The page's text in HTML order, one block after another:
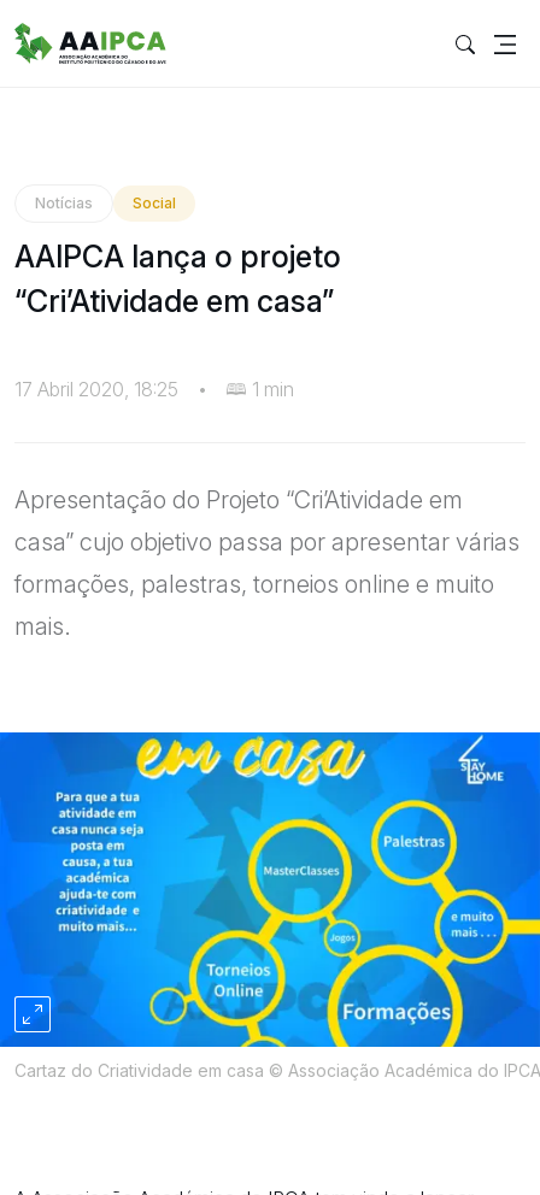
Notícias Social
AAIPCA lança o projeto
“Cri’Atividade em casa”
17 Abril 2020, 18:25 • 1 min
Apresentação do Projeto “Cri’Atividade em
casa” cujo objetivo passa por apresentar várias
formações, palestras, torneios online e muito
mais.
Cartaz do Criatividade em casa © Associação Académica do IPCA